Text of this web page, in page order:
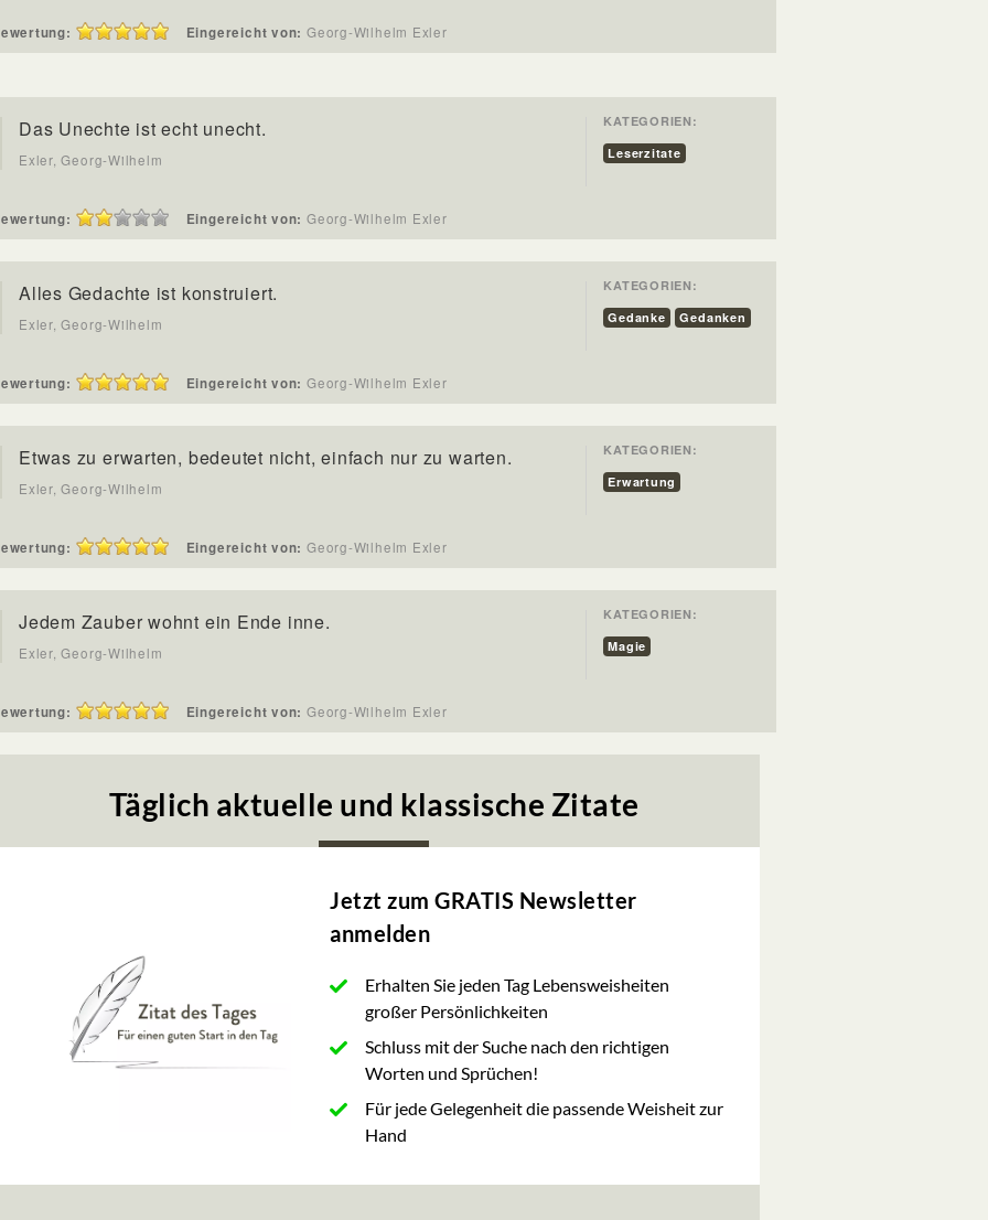
Eingereicht von: Georg-Wilhelm Exler
Das Unechte ist echt unecht.
Exler, Georg-Wilhelm
KATEGORIEN:
Leserzitate
Eingereicht von: Georg-Wilhelm Exler
Alles Gedachte ist konstruiert.
Exler, Georg-Wilhelm
KATEGORIEN:
Gedanke
Gedanken
Eingereicht von: Georg-Wilhelm Exler
Etwas zu erwarten, bedeutet nicht, einfach nur zu warten.
Exler, Georg-Wilhelm
KATEGORIEN:
Erwartung
Eingereicht von: Georg-Wilhelm Exler
Jedem Zauber wohnt ein Ende inne.
Exler, Georg-Wilhelm
KATEGORIEN:
Magie
Eingereicht von: Georg-Wilhelm Exler